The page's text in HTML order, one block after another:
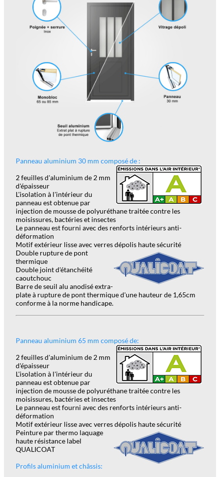
Panneau aluminium 30 mm composé de :
2 feuilles d'aluminium de 2 mm
d'épaisseur
L'isolation à l'intérieur du
panneau est obtenue par
injection de mousse de polyuréthane traitée contre les
moisissures, bactéries et insectes
Le panneau est fourni avec des renforts intérieurs anti-
déformation
Motif extérieur lisse avec verres dépolis haute sécurité
Double rupture de pont
thermique
Double joint d'étanchéité
caoutchouc
Barre de seuil alu anodisé extra-
plate à rupture de pont thermique d'une hauteur de 1,65cm
conforme à la norme handicape.
Panneau aluminium 65 mm composé de:
2 feuilles d'aluminium de 2 mm
d'épaisseur
L'isolation à l'intérieur du
panneau est obtenue par
injection de mousse de polyuréthane traitée contre les
moisissures, bactéries et insectes
Le panneau est fourni avec des renforts intérieurs anti-
déformation
Motif extérieur lisse avec verres dépolis haute sécurité
Peinture par thermo laquage
haute résistance label
QUALICOAT
Profils aluminium et châssis: